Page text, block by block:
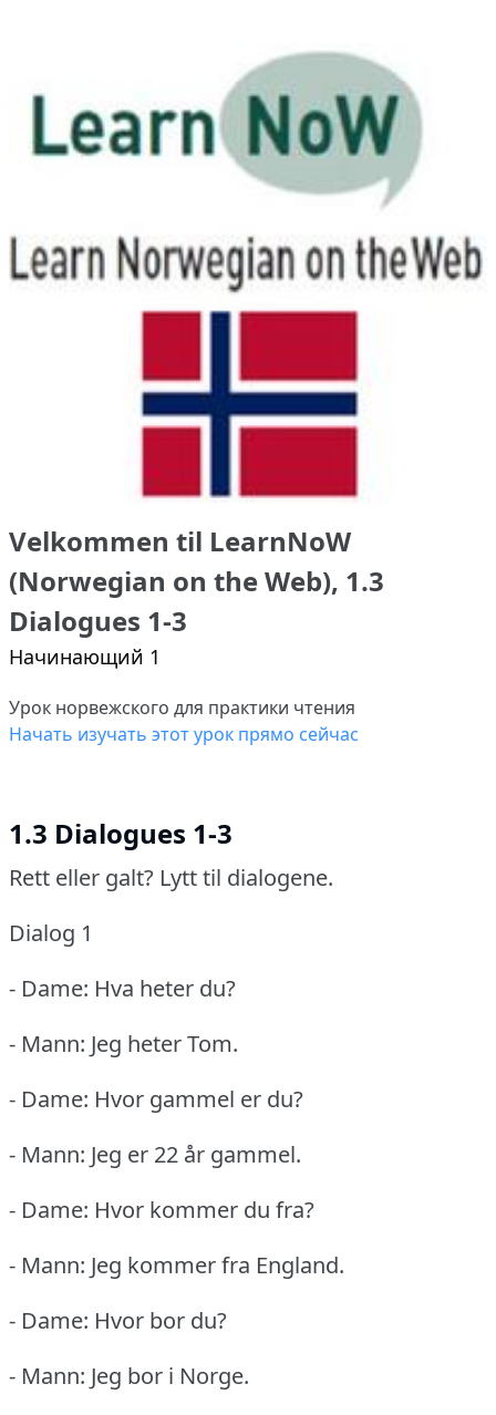
Velkommen til LearnNoW
(Norwegian on the Web), 1.3
Dialogues 1-3
Начинающий 1
Урок норвежского для практики чтения
Начать изучать этот урок прямо сейчас
1.3 Dialogues 1-3
Rett eller galt? Lytt til dialogene.
Dialog 1
- Dame: Hva heter du?
- Mann: Jeg heter Tom.
- Dame: Hvor gammel er du?
- Mann: Jeg er 22 år gammel.
- Dame: Hvor kommer du fra?
- Mann: Jeg kommer fra England.
- Dame: Hvor bor du?
- Mann: Jeg bor i Norge.